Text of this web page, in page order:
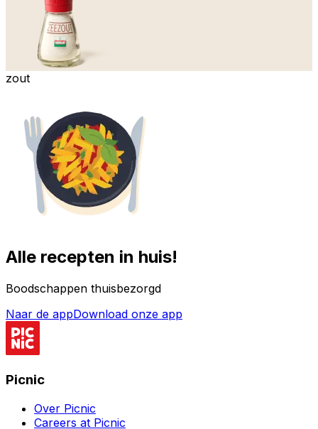
zout
Alle recepten in huis!
Boodschappen thuisbezorgd
Naar de appDownload onze app
Picnic
Over Picnic
Careers at Picnic